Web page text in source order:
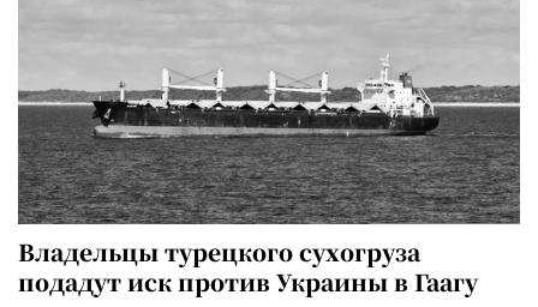
Владельцы турецкого сухогруза
подадут иск против Украины в Гаагу